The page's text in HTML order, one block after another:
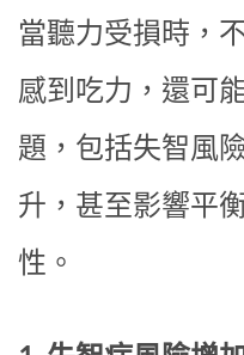
當聽力受損時，
感到吃力，還可
題，包括失智風
升，甚至影響平
性。